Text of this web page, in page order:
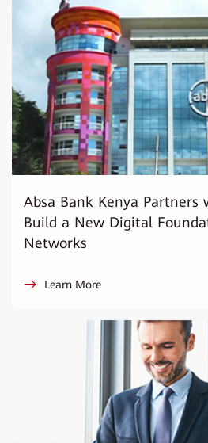
Absa Bank Kenya
Build a New Digital
Networks
Learn More